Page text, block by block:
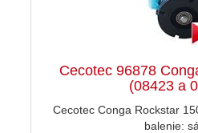
Cecotec 96878
(08423 a
Cecotec Conga Rockstar
balenie: